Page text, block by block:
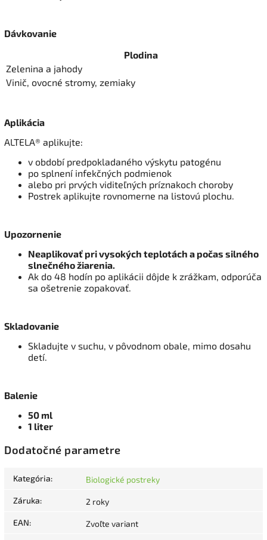
Dávkovanie
Plodina
Zelenina a jahody
Vinič, ovocné stromy, zemiaky
Aplikácia
ALTELA® aplikujte:
v období predpokladaného výskytu patogénu
po splnení infekčných podmienok
alebo pri prvých viditeľných príznakoch choroby
Postrek aplikujte rovnomerne na listovú plochu.
Upozornenie
Neaplikovať pri vysokých teplotách a počas silného
slnečného žiarenia.
Ak do 48 hodín po aplikácii dôjde k zrážkam, odporúča
sa ošetrenie zopakovať.
Skladovanie
Skladujte v suchu, v pôvodnom obale, mimo dosahu
detí.
Balenie
50 ml
1 liter
Dodatočné parametre
Kategória: Biologické postreky
Záruka: 2 roky
EAN: Zvoľte variant